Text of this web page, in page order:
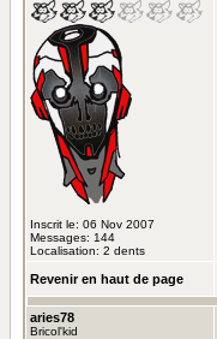
Inscrit le: 06 Nov 2007
Messages: 144
Localisation: 2 dents
Revenir en haut de page
aries78
Bricol'kid